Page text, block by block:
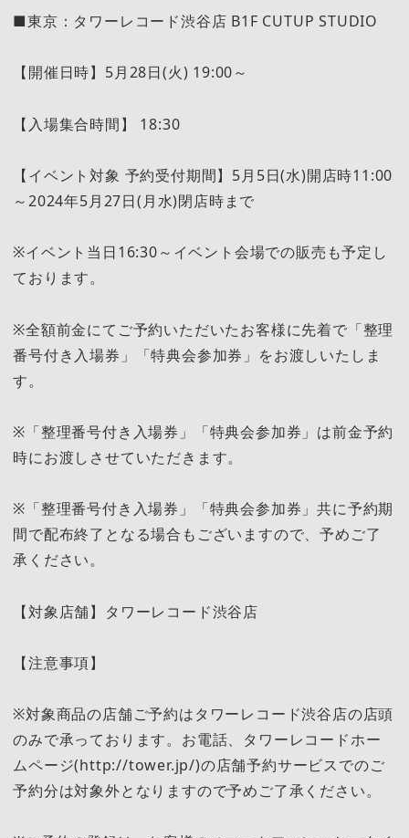
■東京：タワーレコード渋谷店 B1F CUTUP STUDIO
【開催日時】5月28日(火) 19:00～
【入場集合時間】 18:30
【イベント対象 予約受付期間】5月5日(水)開店時11:00
～2024年5月27日(月水)閉店時まで
※イベント当日16:30～イベント会場での販売も予定し
ております。
※全額前金にてご予約いただいたお客様に先着で「整理
番号付き入場券」「特典会参加券」をお渡しいたしま
す。
※「整理番号付き入場券」「特典会参加券」は前金予約
時にお渡しさせていただきます。
※「整理番号付き入場券」「特典会参加券」共に予約期
間で配布終了となる場合もございますので、予めご了
承ください。
【対象店舗】タワーレコード渋谷店
【注意事項】
※対象商品の店舗ご予約はタワーレコード渋谷店の店頭
のみで承っております。お電話、タワーレコードホー
ムページ(http://tower.jp/)の店舗予約サービスでのご
予約分は対象外となりますので予めご了承ください。